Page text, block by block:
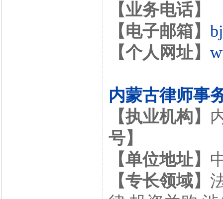
【业务电话】
【电子邮箱】
【个人网址】
内蒙古律师事
【执业机构】
号】
【单位地址】
【专长领域】